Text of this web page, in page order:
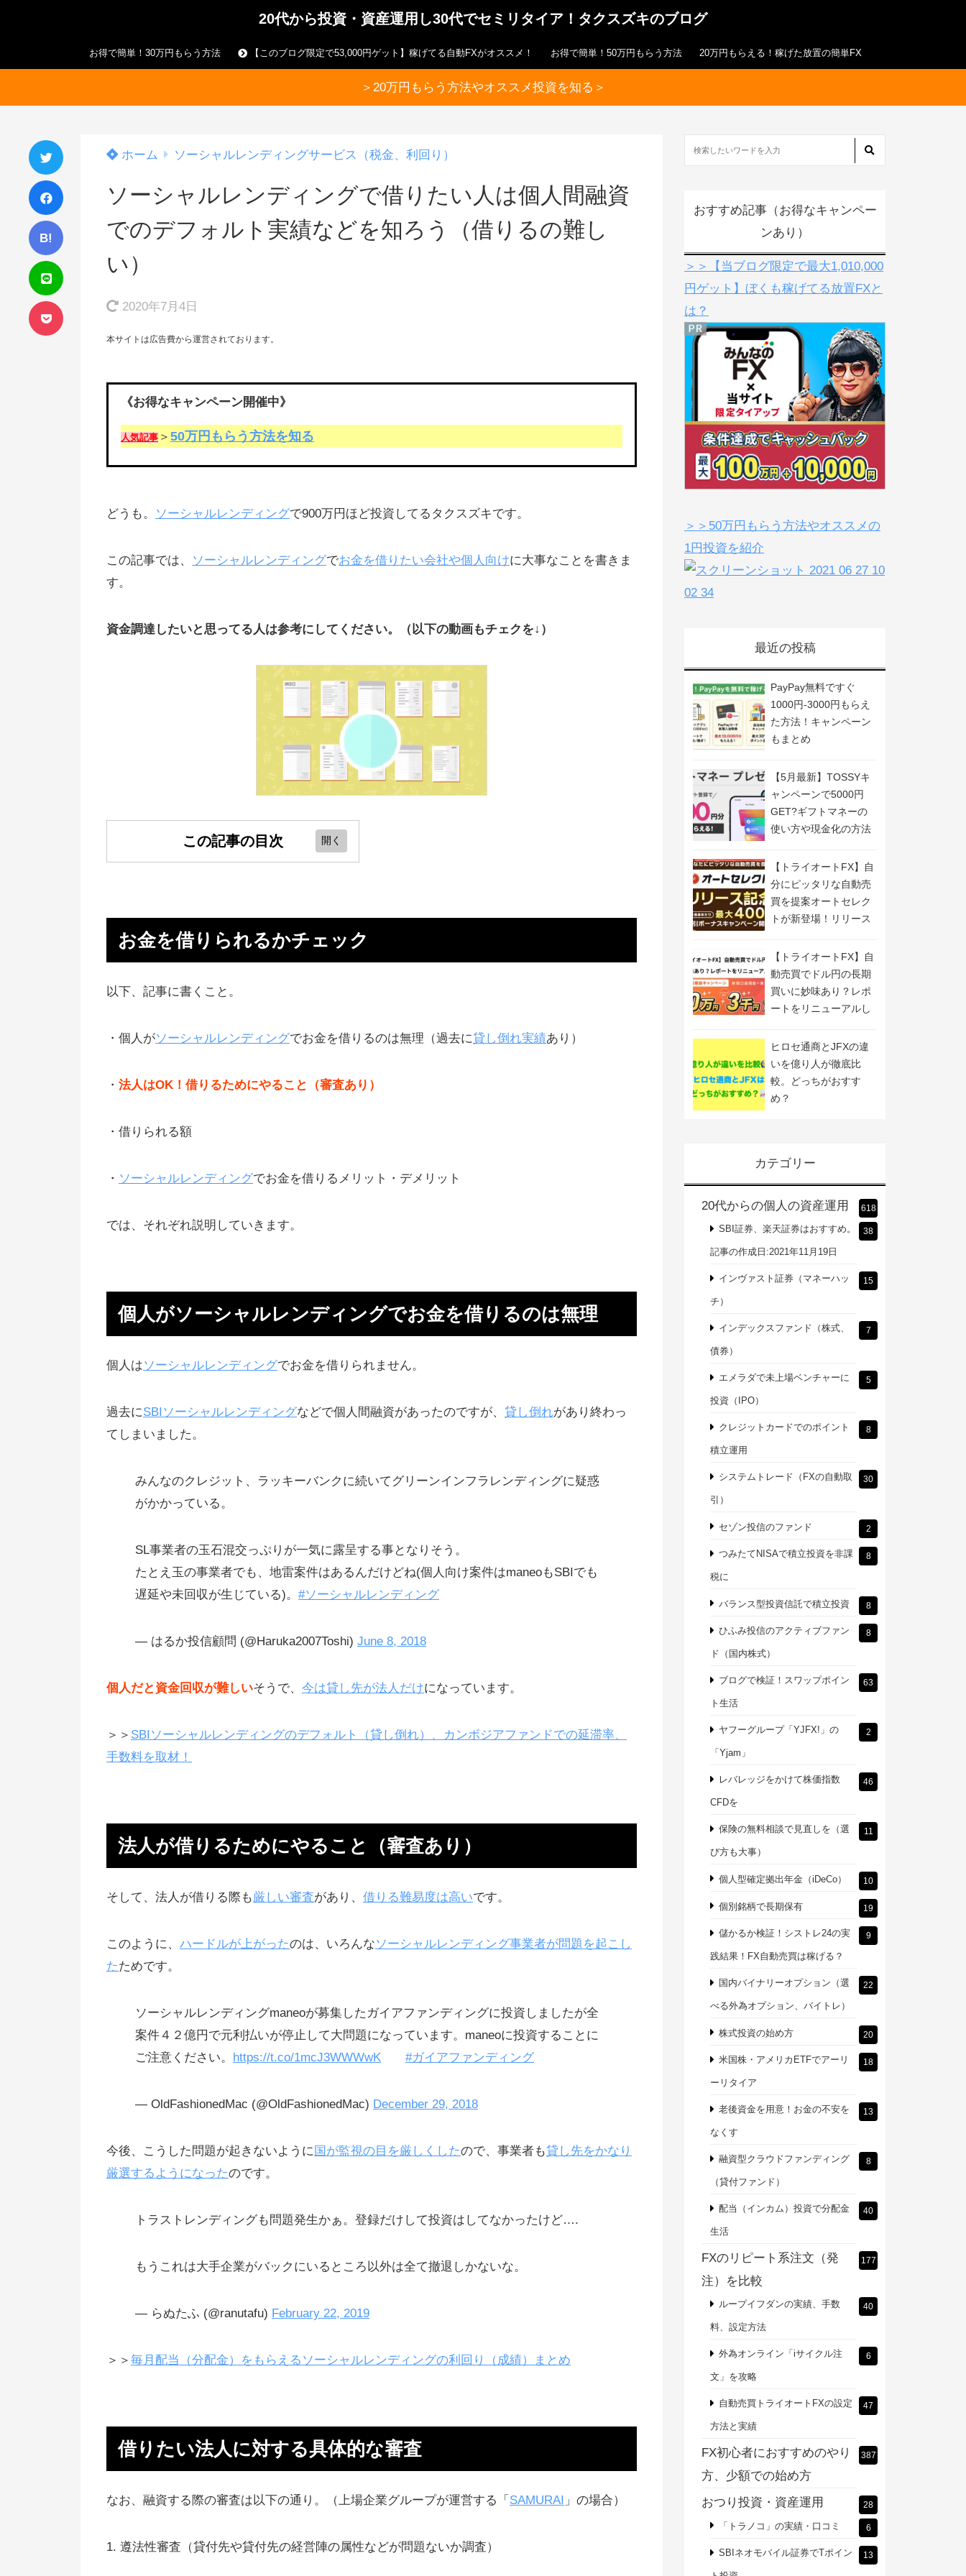
20代から投資・資産運用し30代でセミリタイア！タクスズキのブログ
お得で簡単！30万円もらう方法 【このブログ限定で53,000円ゲット】稼げてる自動FXがオススメ！ お得で簡単！50万円もらう方法 20万円もらえる！稼げた放置の簡単FX
＞20万円もらう方法やオススメ投資を知る＞
B!
ホーム ソーシャルレンディングサービス（税金、利回り）
ソーシャルレンディングで借りたい人は個人間融資
でのデフォルト実績などを知ろう（借りるの難し
い）
2020年7月4日
本サイトは広告費から運営されております。
《お得なキャンペーン開催中》
人気記事 ＞ 50万円もらう方法を知る
どうも。 ソーシャルレンディングで900万円ほど投資してるタクスズキです。
この記事では、 ソーシャルレンディングでお金を借りたい会社や個人向けに大事なことを書きま
す。
資金調達したいと思ってる人は参考にしてください。（以下の動画もチェクを↓）
この記事の目次
金を借りるのは無理
法人が借りるためにやること（審査
あり）
物件をプロが3度も厳正に審査
貸付クラウドファンディングでの融
太陽光発電所の開発資金もOK
数ヶ月〜1年で利息を返せる業務をや
メリット
すい
投資型クラウドファンディングでの
マネオでの返済遅延、元本割れがヤ
バイ
お金を借りられるかチェック
以下、記事に書くこと。
・個人がソーシャルレンディングでお金を借りるのは無理（過去に貸し倒れ実績あり）
・ 法人はOK！借りるためにやること（審査あり）
・借りられる額
・ ソーシャルレンディングでお金を借りるメリット・デメリット
では、それぞれ説明していきます。
個人がソーシャルレンディングでお金を借りるのは無理
個人はソーシャルレンディングでお金を借りられません。
過去にSBIソーシャルレンディングなどで個人間融資があったのですが、 貸し倒れがあり終わっ
てしまいました。
みんなのクレジット、ラッキーバンクに続いてグリーンインフラレンディングに疑惑
がかかっている。
SL事業者の玉石混交っぷりが一気に露呈する事となりそう。
たとえ玉の事業者でも、地雷案件はあるんだけどね(個人向け案件はmaneoもSBIでも
遅延や未回収が生じている)。 #ソーシャルレンディング
— はるか投信顧問 (@Haruka2007Toshi) June 8, 2018
個人だと資金回収が難しいそうで、 今は貸し先が法人だけになっています。
＞＞ SBIソーシャルレンディングのデフォルト（貸し倒れ）、カンボジアファンドでの延滞率、
手数料を取材！
法人が借りるためにやること（審査あり）
そして、法人が借りる際も厳しい審査があり、 借りる難易度は高いです。
このように、 ハードルが上がったのは、いろんなソーシャルレンディング事業者が問題を起こし
たためです。
ソーシャルレンディングmaneoが募集したガイアファンディングに投資しましたが全
案件４２億円で元利払いが停止して大問題になっています。maneoに投資することに
ご注意ください。
https://t.co/1mcJ3WWWwK #ガイアファンディング
— OldFashionedMac (@OldFashionedMac) December 29, 2018
今後、こうした問題が起きないように 国が監視の目を厳しくしたので、事業者も貸し先をかなり
厳選するようになったのです。
トラストレンディングも問題発生かぁ。登録だけして投資はしてなかったけど….
もうこれは大手企業がバックにいるところ以外は全て撤退しかないな。
— らぬたふ (@ranutafu) February 22, 2019
＞＞ 毎月配当（分配金）をもらえるソーシャルレンディングの利回り（成績）まとめ
借りたい法人に対する具体的な審査
なお、融資する際の審査は以下の通り。（上場企業グループが運営する「 SAMURAI 」の場合）
1. 遵法性審査（貸付先や貸付先の経営陣の属性などが問題ないか調査）
おすすめ記事（お得なキャンペー
ンあり）
＞＞【当ブログ限定で最大1,010,000
円ゲット】ぼくも稼げてる放置FXと
は？
＞＞50万円もらう方法やオススメの
1円投資を紹介
最近の投稿
PayPay無料ですぐ
1000円-3000円もらえ
た方法！キャンペーン
もまとめ
【5月最新】TOSSYキ
ャンペーンで5000円
GET?ギフトマネーの
使い方や現金化の方法
【トライオートFX】自
分にピッタリな自動売
買を提案オートセレク
トが新登場！リリース
催！
【トライオートFX】自
動売買でドル円の長期
買いに妙味あり？レポ
ートをリニューアルし
ヒロセ通商とJFXの違
いを億り人が徹底比
較。どっちがおすす
め？
カテゴリー
20代からの個人の資産運用 618
SBI証券、楽天証券はおすすめ。
記事の作成日:2021年11月19日
38
インヴァスト証券（マネーハッ
チ）
15
インデックスファンド（株式、
債券）
7
エメラダで未上場ベンチャーに
投資（IPO）
5
クレジットカードでのポイント
積立運用
8
システムトレード（FXの自動取
引）
30
セゾン投信のファンド 2
つみたてNISAで積立投資を非課
税に
8
バランス型投資信託で積立投資 8
ひふみ投信のアクティブファン
ド（国内株式）
8
ブログで検証！スワップポイン
ト生活
63
ヤフーグループ「YJFX!」の
「Yjam」
2
レバレッジをかけて株価指数
CFDを
46
保険の無料相談で見直しを（選
び方も大事）
11
個人型確定拠出年金（iDeCo） 10
個別銘柄で長期保有 19
儲かるか検証！シストレ24の実
践結果！FX自動売買は稼げる？
9
国内バイナリーオプション（選
べる外為オプション、バイトレ）
22
株式投資の始め方 20
米国株・アメリカETFでアーリ
ーリタイア
18
老後資金を用意！お金の不安を
なくす
13
融資型クラウドファンディング
（貸付ファンド）
8
配当（インカム）投資で分配金
生活
40
FXのリピート系注文（発
注）を比較
177
ループイフダンの実績、手数
料、設定方法
40
外為オンライン「iサイクル注
文」を攻略
6
自動売買トライオートFXの設定
方法と実績
47
FX初心者におすすめのやり
方、少額での始め方
387
おつり投資・資産運用 28
「トラノコ」の実績・口コミ 6
SBIネオモバイル証券でTポイン 13